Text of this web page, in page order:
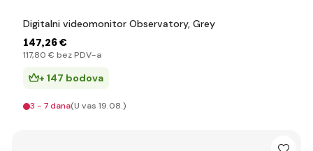
Digitalni videomonitor Observatory, Grey
147,26 €
117,80 € bez PDV-a
+ 147 bodova
3 - 7 dana(U vas 19.08.)